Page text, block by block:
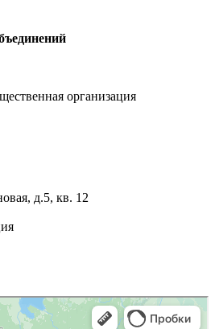
организация
д.5, кв. 12